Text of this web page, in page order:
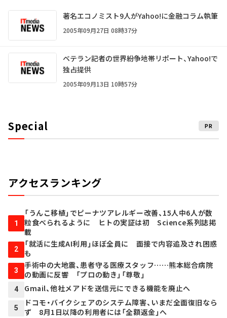
著名エコノミスト9人がYahoo!に金融コラム執筆
2005年09月27日 08時37分
ベテラン記者の世界紛争地帯リポート、Yahoo!で
独占提供
2005年09月13日 10時57分
Special PR
アクセスランキング
1
「うんこ移植」でピーナツアレルギー改善、15人中6人が数
粒食べられるように ヒトの実証は初 Science系列誌掲
載
2
「就活に生成AI利用」ほぼ全員に 面接で内容追及され困惑
も
3
手術中の大地震、患者守る医療スタッフ……熊本総合病院
の動画に反響 「プロの動き」「尊敬」
4 Gmail、他社メアドを送信元にできる機能を廃止へ
5
ドコモ・バイクシェアのシステム障害、いまだ全面復旧なら
ず 8月1日以降の利用者には「全額返金」へ